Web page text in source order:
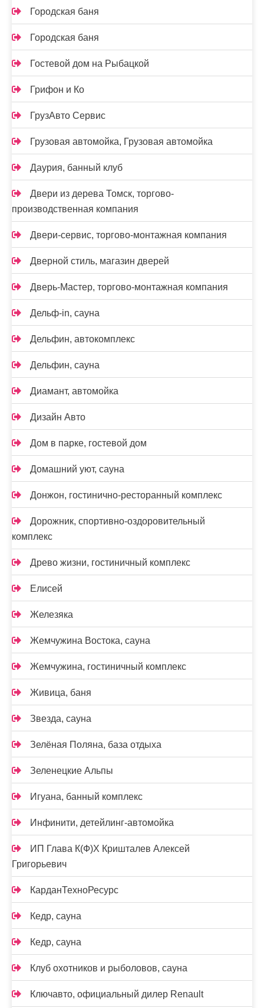
Городская баня
Городская баня
Гостевой дом на Рыбацкой
Грифон и Ко
ГрузАвто Сервис
Грузовая автомойка, Грузовая автомойка
Даурия, банный клуб
Двери из дерева Томск, торгово-
производственная компания
Двери-сервис, торгово-монтажная компания
Дверной стиль, магазин дверей
Дверь-Мастер, торгово-монтажная компания
Дельф-in, сауна
Дельфин, автокомплекс
Дельфин, сауна
Диамант, автомойка
Дизайн Авто
Дом в парке, гостевой дом
Домашний уют, сауна
Донжон, гостинично-ресторанный комплекс
Дорожник, спортивно-оздоровительный
комплекс
Древо жизни, гостиничный комплекс
Елисей
Железяка
Жемчужина Востока, сауна
Жемчужина, гостиничный комплекс
Живица, баня
Звезда, сауна
Зелёная Поляна, база отдыха
Зеленецкие Альпы
Игуана, банный комплекс
Инфинити, детейлинг-автомойка
ИП Глава К(Ф)Х Кришталев Алексей
Григорьевич
КарданТехноРесурс
Кедр, сауна
Кедр, сауна
Клуб охотников и рыболовов, сауна
Ключавто, официальный дилер Renault